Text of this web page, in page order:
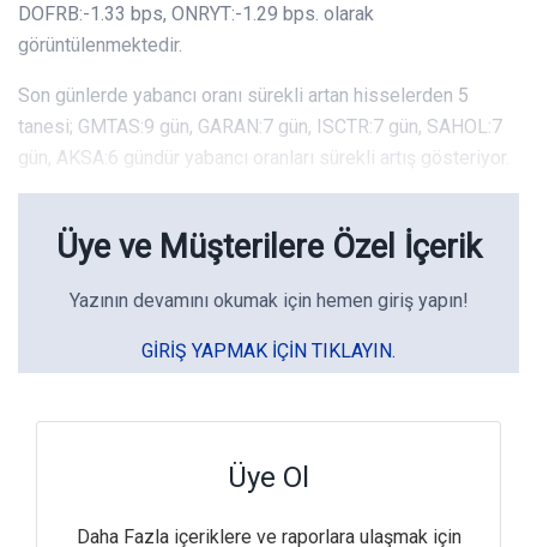
DOFRB:-1.33 bps, ONRYT:-1.29 bps. olarak
görüntülenmektedir.
Son günlerde yabancı oranı sürekli artan hisselerden 5
tanesi; GMTAS:9 gün, GARAN:7 gün, ISCTR:7 gün, SAHOL:7
gün, AKSA:6 gündür yabancı oranları sürekli artış gösteriyor.
Üye ve Müşterilere Özel İçerik
Yazının devamını okumak için hemen giriş yapın!
GIRIŞ YAPMAK IÇIN TIKLAYIN.
Üye Ol
Daha Fazla içeriklere ve raporlara ulaşmak için